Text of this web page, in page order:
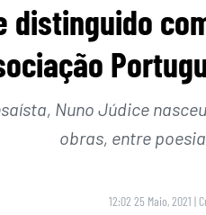
distinguido
Nuno Júdice
obras, entre
12:02 25 Maio, 2021 |